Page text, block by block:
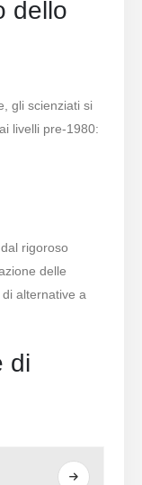
dello
gli scienziati si
livelli pre-1980:
rigoroso
delle
alternative a
di